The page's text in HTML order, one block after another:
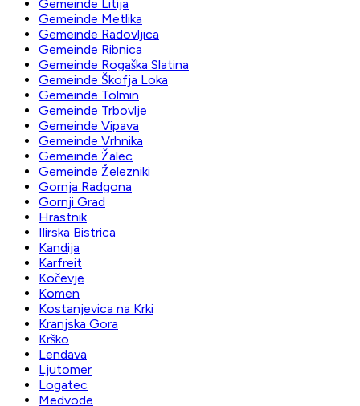
Gemeinde Litija
Gemeinde Metlika
Gemeinde Radovljica
Gemeinde Ribnica
Gemeinde Rogaška Slatina
Gemeinde Škofja Loka
Gemeinde Tolmin
Gemeinde Trbovlje
Gemeinde Vipava
Gemeinde Vrhnika
Gemeinde Žalec
Gemeinde Železniki
Gornja Radgona
Gornji Grad
Hrastnik
Ilirska Bistrica
Kandija
Karfreit
Kočevje
Komen
Kostanjevica na Krki
Kranjska Gora
Krško
Lendava
Ljutomer
Logatec
Medvode